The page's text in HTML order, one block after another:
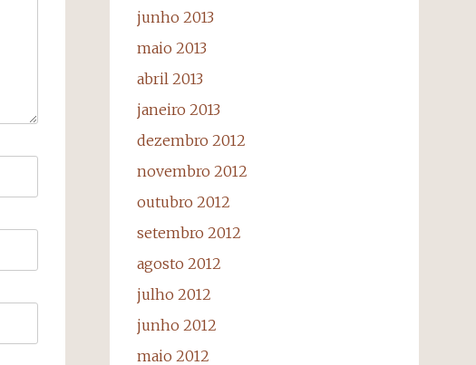
junho 2013
maio 2013
abril 2013
janeiro 2013
dezembro 2012
novembro 2012
outubro 2012
setembro 2012
agosto 2012
julho 2012
junho 2012
maio 2012